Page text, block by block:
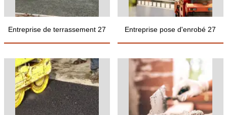
Entreprise de terrassement 27 Entreprise pose d'enrobé 27